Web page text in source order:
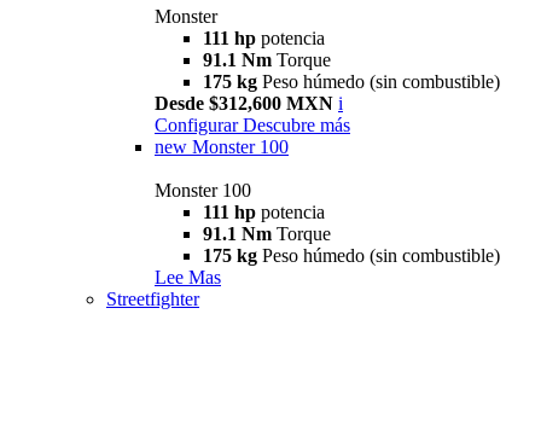
Monster
111 hp potencia
91.1 Nm Torque
175 kg Peso húmedo (sin combustible)
Desde $312,600 MXN i
Configurar Descubre más
new Monster 100
Monster 100
111 hp potencia
91.1 Nm Torque
175 kg Peso húmedo (sin combustible)
Lee Mas
Streetfighter